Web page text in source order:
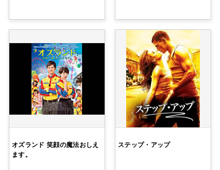
オズランド 笑顔の魔法おしえ
ます。
ステップ・アップ